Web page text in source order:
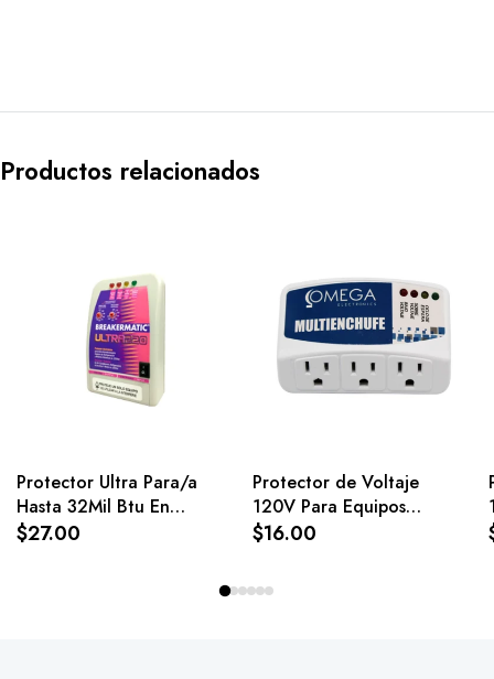
Productos relacionados
Protector Ultra Para/a
Hasta 32Mil Btu En
220V
$27.00
Protector de Voltaje
120V Para Equipos
Electrónicos
$16.00